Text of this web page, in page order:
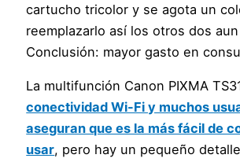
cartucho tricolor y se agota un
reemplazarlo así los otros dos
Conclusión: mayor gasto en
La multifunción Canon PIXMA
conectividad Wi-Fi y muchos
aseguran que es la más fácil de
usar, pero hay un pequeño